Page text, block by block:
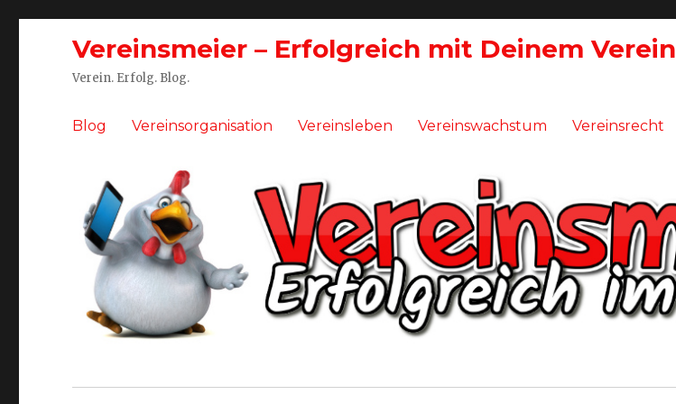
Vereinsmeier – Erfolgreich mit Deinem Verein
Verein. Erfolg. Blog.
Blog Vereinsorganisation Vereinsleben Vereinswachstum Vereinsrecht